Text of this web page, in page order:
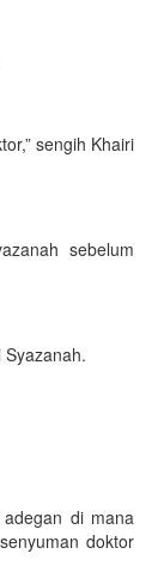
sengih Khairi
sebelum
Syazanah.
di mana
doktor